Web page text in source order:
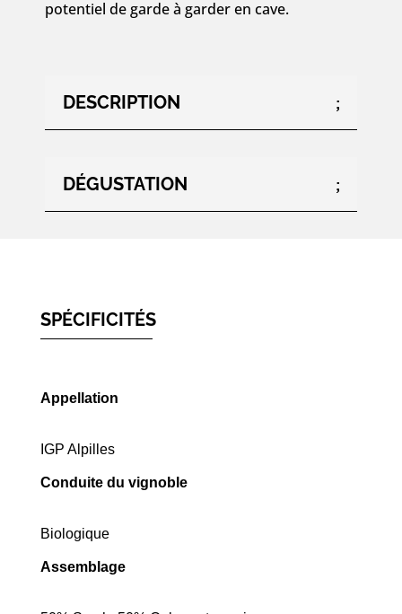
potentiel de garde à garder en cave.
DESCRIPTION
DÉGUSTATION
SPÉCIFICITÉS
Appellation
IGP Alpilles
Conduite du vignoble
Biologique
Assemblage